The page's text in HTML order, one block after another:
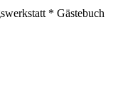
* Gästebuch